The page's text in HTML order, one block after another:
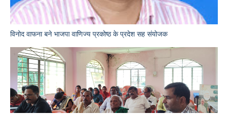
विनोद वाफना बने भाजपा वाणिज्य प्रकोष्ठ के प्रदेश सह संयोजक